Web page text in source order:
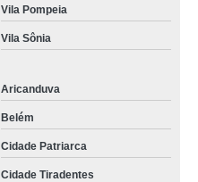
Vila Pompeia
Vila Sônia
Aricanduva
Belém
Cidade Patriarca
Cidade Tiradentes